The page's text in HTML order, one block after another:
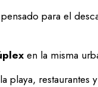
para el
en la misma
playa, restaurantes